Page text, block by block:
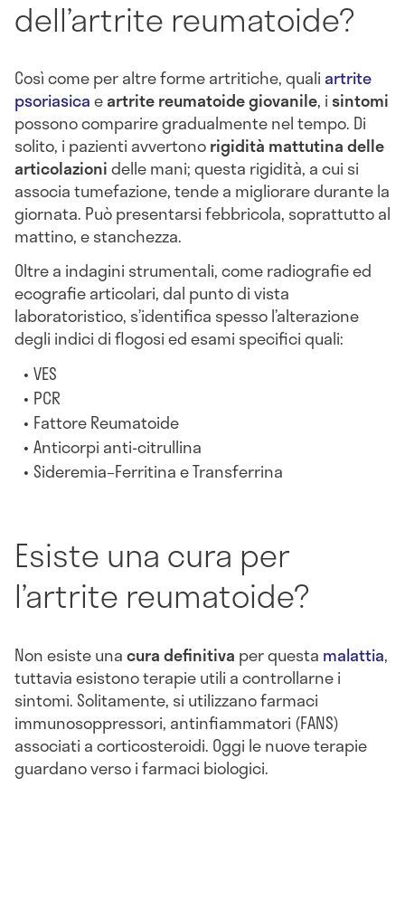
dell’artrite reumatoide?
Così come per altre forme artritiche, quali artrite
psoriasicaeartrite reumatoide giovanile, isintomi
possono comparire gradualmente nel tempo. Di
solito, i pazienti avvertonorigidità mattutina delle
articolazionidelle mani; questa rigidità, a cui si
associa tumefazione, tende a migliorare durante la
giornata. Può presentarsi febbricola, soprattutto al
mattino, e stanchezza.
Oltre a indagini strumentali, come radiografie ed
ecografie articolari, dal punto di vista
laboratoristico, s’identifica spesso l’alterazione
degli indici di flogosi ed esami specifici quali:
VES
PCR
Fattore Reumatoide
Anticorpi anti-citrullina
Sideremia–Ferritina e Transferrina
Esiste una cura per
l’artrite reumatoide?
Non esiste unacura definitiva per questa malattia,
tuttavia esistono terapie utili a controllarne i
sintomi. Solitamente, si utilizzano farmaci
immunosoppressori, antinfiammatori (FANS)
associati a corticosteroidi. Oggi le nuove terapie
guardano verso i farmaci biologici.